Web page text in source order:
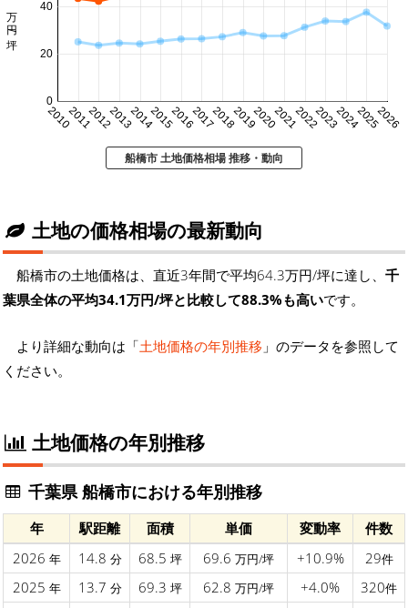
20102011201220132014201520162017201820192020202120222023202420252026
0
20
40
船橋市 土地価格相場 推移・動向
土地の価格相場の最新動向
船橋市の土地価格は、直近3年間で平均64.3万円/坪に達し、 千
葉県全体の平均34.1万円/坪と比較して88.3%も高いです。
より詳細な動向は「土地価格の年別推移 」のデータを参照して
ください。
土地価格の年別推移
千葉県 船橋市における年別推移
年 駅距離 面積 単価 変動率
件数
2026 年 14.8 分 68.5 坪 69.6 万円/坪 +10.9% 29件
2025 年 13.7 分 69.3 坪 62.8 万円/坪 +4.0% 320件